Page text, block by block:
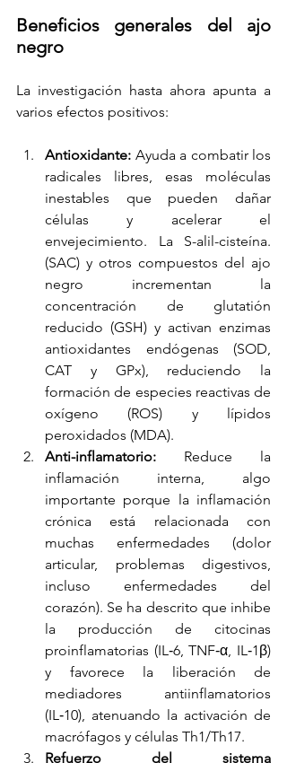
Beneficios generales del ajo
negro
La investigación hasta ahora apunta a
varios efectos positivos:
Antioxidante: Ayuda a combatir los
radicales libres, esas moléculas
inestables que pueden dañar
células y acelerar el
envejecimiento. La S-alil-cisteína.
(SAC) y otros compuestos del ajo
negro incrementan la
concentración de glutatión
reducido (GSH) y activan enzimas
antioxidantes endógenas (SOD,
CAT y GPx), reduciendo la
formación de especies reactivas de
oxígeno (ROS) y lípidos
peroxidados (MDA).
Anti-inflamatorio: Reduce la
inflamación interna, algo
importante porque la inflamación
crónica está relacionada con
muchas enfermedades (dolor
articular, problemas digestivos,
incluso enfermedades del
corazón). Se ha descrito que inhibe
la producción de citocinas
proinflamatorias (IL‑6, TNF‑α, IL‑1β)
y favorece la liberación de
mediadores antiinflamatorios
(IL‑10), atenuando la activación de
macrófagos y células Th1/Th17.
Refuerzo del sistema